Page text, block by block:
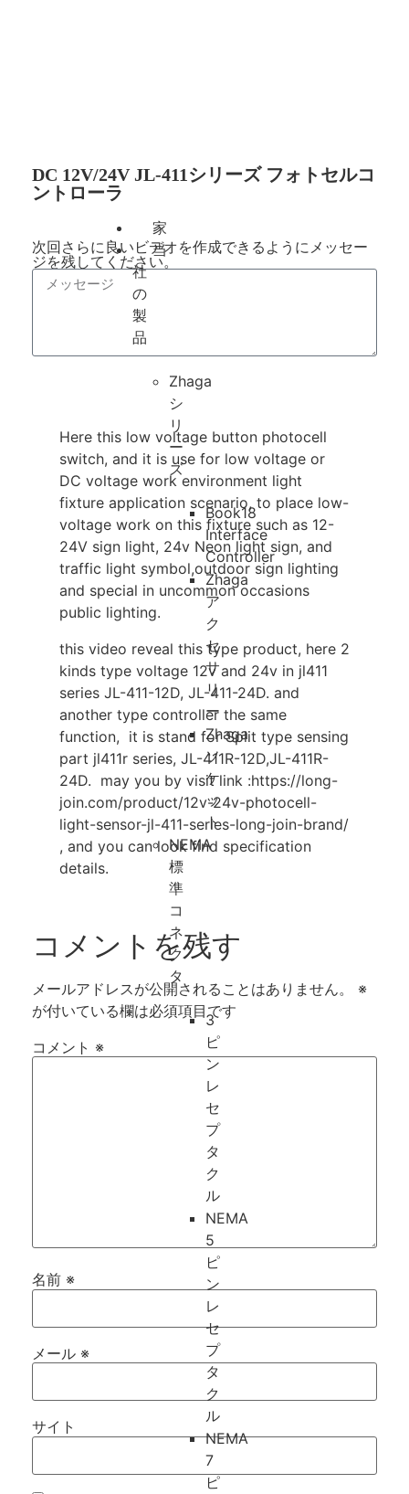
家
当
社
の
製
品
Zhaga
シ
リ
ー
ズ
Book18
Interface
Controller
Zhaga
ア
ク
セ
サ
リ
ー
Zhaga
ソ
ケ
ッ
ト
NEMA
標
準
コ
ネ
ク
タ
3
ピ
ン
レ
セ
プ
タ
ク
ル
NEMA
5
ピ
ン
レ
セ
プ
タ
ク
ル
NEMA
7
ピ
DC 12V/24V JL-411シリーズ フォトセルコ
ントローラ
次回さらに良いビデオを作成できるようにメッセー
ジを残してください。
送信
Here this low voltage button photocell
switch, and it is use for low voltage or
DC voltage work environment light
fixture application scenario, to place low-
voltage work on this fixture such as 12-
24V sign light, 24v Neon light sign, and
traffic light symbol,outdoor sign lighting
and special in uncommon occasions
public lighting.
this video reveal this type product, here 2
kinds type voltage 12v and 24v in jl411
series JL-411-12D, JL-411-24D. and
another type controller the same
function, it is stand for Split type sensing
part jl411r series, JL-411R-12D,JL-411R-
24D. may you by visit link :https://long-
join.com/product/12v-24v-photocell-
light-sensor-jl-411-series-long-join-brand/
, and you can look find specification
details.
コメントを残す
メールアドレスが公開されることはありません。
※
が付いている欄は必須項目です
コメント ※
名前 ※
メール ※
サイト